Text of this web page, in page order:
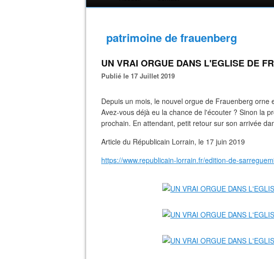
patrimoine de frauenberg
UN VRAI ORGUE DANS L'EGLISE DE
Publié le 17 Juillet 2019
Depuis un mois, le nouvel orgue de Frauenberg orne
Avez-vous déjà eu la chance de l'écouter ? Sinon la
prochain. En attendant, petit retour sur son arrivée
Article du Républicain Lorrain, le 17 juin 2019
https://www.republicain-lorrain.fr/edition-de-